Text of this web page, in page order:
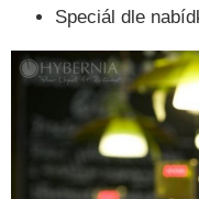
Speciál dle